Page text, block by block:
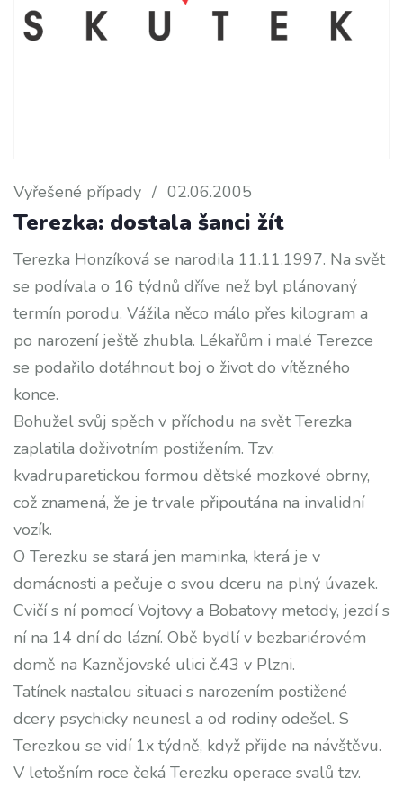
Vyřešené případy / 02.06.2005
Terezka: dostala šanci žít
Terezka Honzíková se narodila 11.11.1997. Na svět
se podívala o 16 týdnů dříve než byl plánovaný
termín porodu. Vážila něco málo přes kilogram a
po narození ještě zhubla. Lékařům i malé Terezce
se podařilo dotáhnout boj o život do vítězného
konce.
Bohužel svůj spěch v příchodu na svět Terezka
zaplatila doživotním postižením. Tzv.
kvadruparetickou formou dětské mozkové obrny,
což znamená, že je trvale připoutána na invalidní
vozík.
O Terezku se stará jen maminka, která je v
domácnosti a pečuje o svou dceru na plný úvazek.
Cvičí s ní pomocí Vojtovy a Bobatovy metody, jezdí s
ní na 14 dní do lázní. Obě bydlí v bezbariérovém
domě na Kaznějovské ulici č.43 v Plzni.
Tatínek nastalou situaci s narozením postižené
dcery psychicky neunesl a od rodiny odešel. S
Terezkou se vidí 1x týdně, když přijde na návštěvu.
V letošním roce čeká Terezku operace svalů tzv.